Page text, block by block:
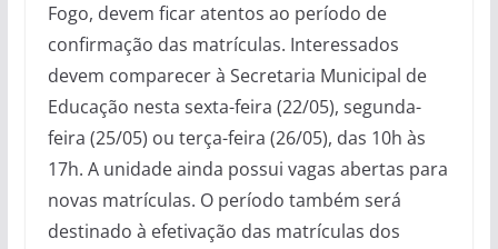
Fogo, devem ficar atentos ao período de
confirmação das matrículas. Interessados
devem comparecer à Secretaria Municipal de
Educação nesta sexta-feira (22/05), segunda-
feira (25/05) ou terça-feira (26/05), das 10h às
17h. A unidade ainda possui vagas abertas para
novas matrículas. O período também será
destinado à efetivação das matrículas dos